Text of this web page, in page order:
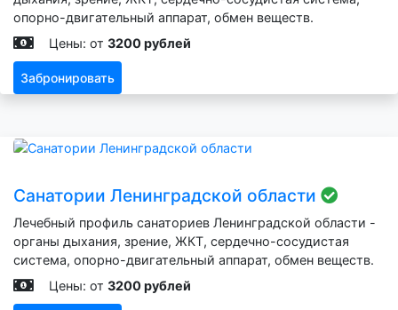
опорно-двигательный аппарат, обмен веществ.
Цены: от 3200 рублей
Забронировать
Санатории Ленинградской области
Лечебный профиль санаториев Ленинградской области -
органы дыхания, зрение, ЖКТ, сердечно-сосудистая
система, опорно-двигательный аппарат, обмен веществ.
Цены: от 3200 рублей